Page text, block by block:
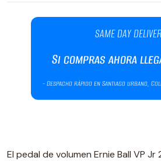
El pedal de volumen Ernie Ball VP